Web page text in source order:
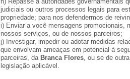
judiciais ou outros processos legais para
propriedade; para nos defendermos de
i) Enviar a você mensagens promocionais,
nossos serviços, ou de nossos parceiros;
j) Investigar, impedir ou adotar medidas
que envolvam ameaças em potencial à
parceiras, da Branca Flores, ou se de
legislação aplicável.